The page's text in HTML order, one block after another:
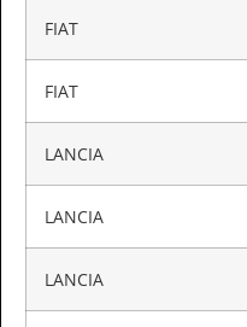
FIAT
FIAT
LANCIA
LANCIA
LANCIA